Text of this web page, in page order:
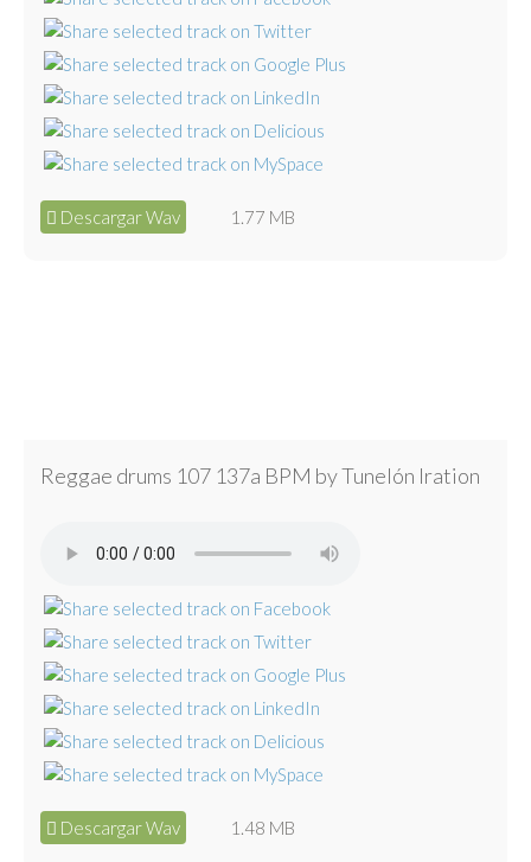
Descargar Wav 1.77 MB
Reggae drums 107 137a BPM by Tunelón Iration
Descargar Wav 1.48 MB